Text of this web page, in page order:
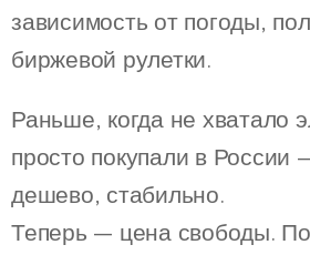
зависимость от погоды,
биржевой рулетки.
Раньше, когда не хватало
просто покупали в России
дешево, стабильно.
Теперь — цена свободы.